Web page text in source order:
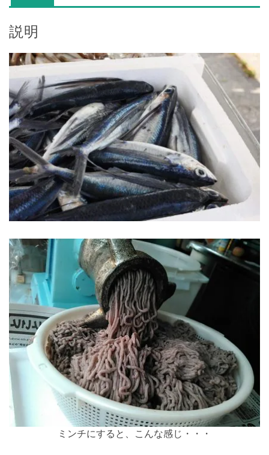
チ
/
業
１
キ
ロ
入
り
個
説明
ミンチにすると、こんな感じ・・・